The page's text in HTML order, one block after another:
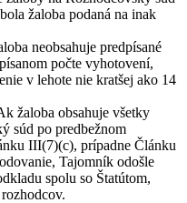
žaloba podaná na inak
neobsahuje predpísané
počte vyhotovení,
v lehote nie kratšej ako 14
žaloba obsahuje všetky
súd po predbežnom
III(7)(c), prípadne Článku
Tajomník odošle
spolu so Štatútom,